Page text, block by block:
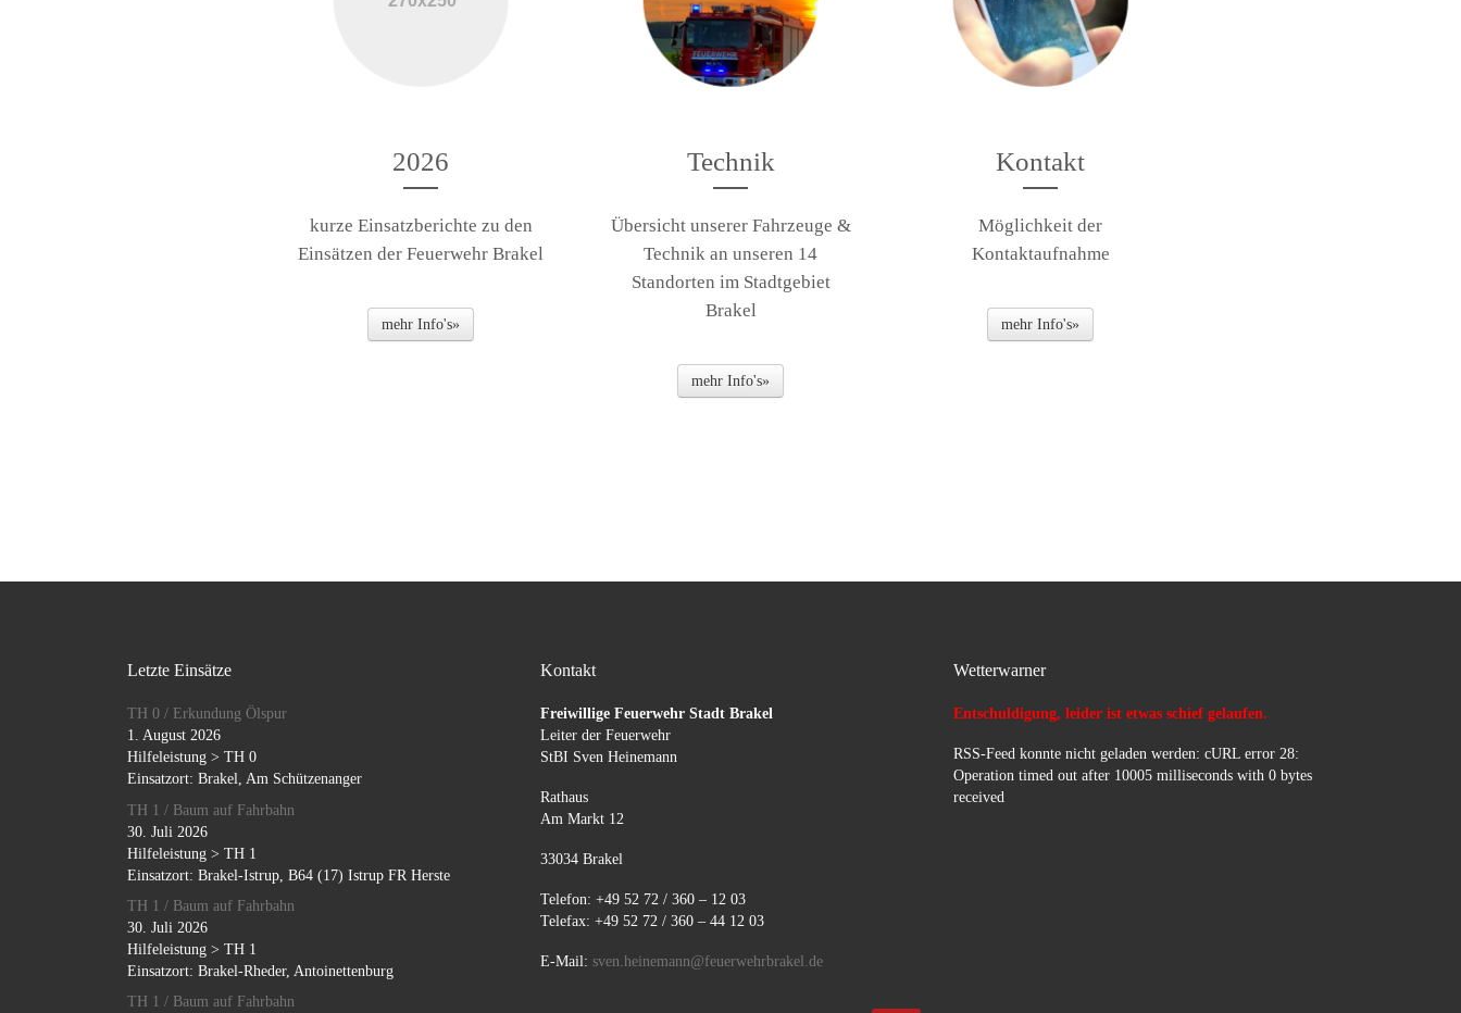
2026
kurze Einsatzberichte zu den
Einsätzen der Feuerwehr Brakel
mehr Info's»
Technik
Übersicht unserer Fahrzeuge &
Technik an unseren 14
Standorten im Stadtgebiet
Brakel
mehr Info's»
Kontakt
Möglichkeit der
Kontaktaufnahme
mehr Info's»
Letzte Einsätze
TH 0 / Erkundung Ölspur
1. August 2026
Hilfeleistung > TH 0
Einsatzort: Brakel, Am Schützenanger
TH 1 / Baum auf Fahrbahn
30. Juli 2026
Hilfeleistung > TH 1
Einsatzort: Brakel-Istrup, B64 (17) Istrup FR Herste
TH 1 / Baum auf Fahrbahn
30. Juli 2026
Hilfeleistung > TH 1
Einsatzort: Brakel-Rheder, Antoinettenburg
TH 1 / Baum auf Fahrbahn
Kontakt
Freiwillige Feuerwehr Stadt Brakel
Leiter der Feuerwehr
StBI Sven Heinemann
Rathaus
Am Markt 12
33034 Brakel
Telefon: +49 52 72 / 360 – 12 03
Telefax: +49 52 72 / 360 – 44 12 03
E-Mail: sven.heinemann@feuerwehrbrakel.de
Wetterwarner
Entschuldigung, leider ist etwas schief gelaufen.
RSS-Feed konnte nicht geladen werden: cURL error 28:
Operation timed out after 10005 milliseconds with 0 bytes
received